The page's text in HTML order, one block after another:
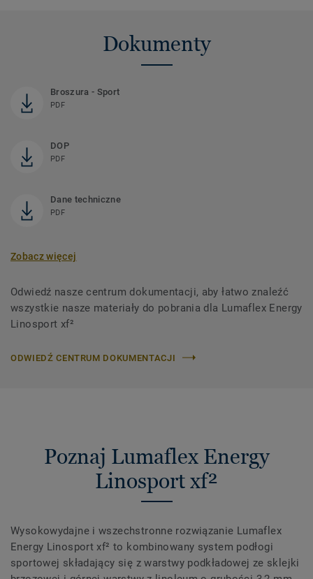
Dokumenty
Broszura - Sport
PDF
DOP
PDF
Dane techniczne
PDF
Zobacz więcej
Odwiedź nasze centrum dokumentacji, aby łatwo znaleźć
wszystkie nasze materiały do ​​pobrania dla Lumaflex Energy
Linosport xf²
ODWIEDŹ CENTRUM DOKUMENTACJI
Poznaj Lumaflex Energy
Linosport xf²
Wysokowydajne i wszechstronne rozwiązanie Lumaflex
Energy Linosport xf² to kombinowany system podłogi
sportowej składający się z warstwy podkładowej ze sklejki